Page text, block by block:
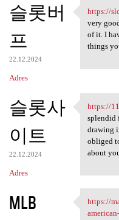
슬롯버
프
22.12.2024
Adres
https://
https://
very
of it. I
things
슬롯사
이트
22.12.2024
Adres
https://
https://
splendid
drawing
obliged
about
MLB
https://
https://